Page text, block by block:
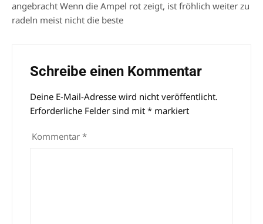
angebracht Wenn die Ampel rot zeigt, ist fröhlich weiter zu
radeln meist nicht die beste
Schreibe einen Kommentar
Deine E-Mail-Adresse wird nicht veröffentlicht.
Erforderliche Felder sind mit * markiert
Kommentar *
Alternative: